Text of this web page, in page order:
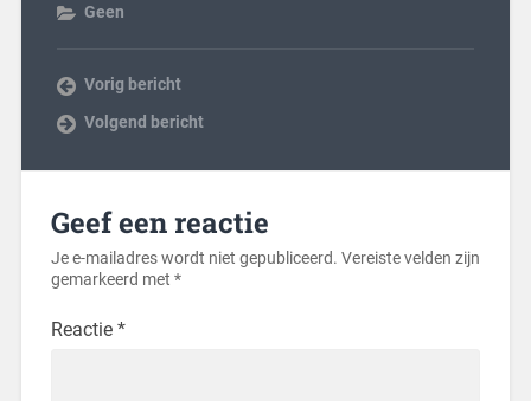
Geen
Vorig bericht
Volgend bericht
Geef een reactie
Je e-mailadres wordt niet gepubliceerd. Vereiste velden zijn
gemarkeerd met *
Reactie *